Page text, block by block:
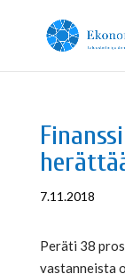
7.11.2018
Peräti 38
vastanneista